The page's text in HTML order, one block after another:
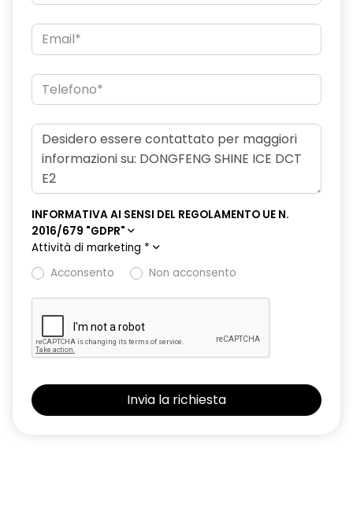
INFORMATIVA AI SENSI DEL REGOLAMENTO UE N.
2016/679 "GDPR"
Attività di marketing *
Acconsento
Non acconsento